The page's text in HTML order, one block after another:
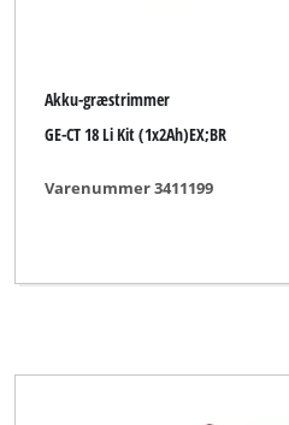
Akku-græstrimmer
GE-CT 18 Li Kit (1x2Ah)EX;BR
Varenummer 3411199